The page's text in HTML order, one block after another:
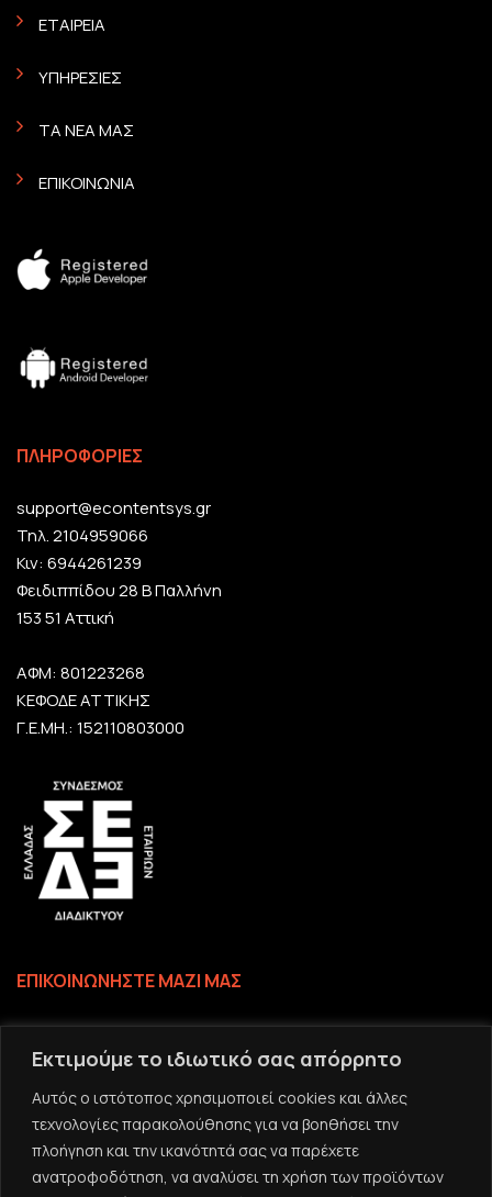
Εκτιμούμε το ιδιωτικό σας απόρρητο
Αυτός ο ιστότοπος χρησιμοποιεί cookies και άλλες
τεχνολογίες παρακολούθησης για να βοηθήσει την
πλοήγηση και την ικανότητά σας να παρέχετε
ανατροφοδότηση, να αναλύσει τη χρήση των προϊόντων
ΕΤΑΙΡΕΙΑ
ΥΠΗΡΕΣΙΕΣ
ΤΑ ΝΕΑ ΜΑΣ
ΕΠΙΚΟΙΝΩΝΙΑ
ΠΛΗΡΟΦΟΡΙΕΣ
support@econtentsys.gr
Τηλ. 2104959066
Κιν: 6944261239
Φειδιππίδου 28 Β Παλλήνη
153 51 Αττική
ΑΦΜ: 801223268
ΚΕΦΟΔΕ ΑΤΤΙΚΗΣ
Γ.Ε.ΜΗ.: 152110803000
ΕΠΙΚΟΙΝΩΝΗΣΤΕ ΜΑΖΙ ΜΑΣ
Επικοινωνία
Το email σας